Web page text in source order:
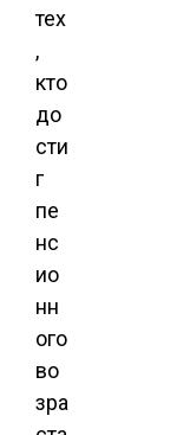
тех
,
кто
до
сти
г
пе
нс
ио
нн
ого
во
зра